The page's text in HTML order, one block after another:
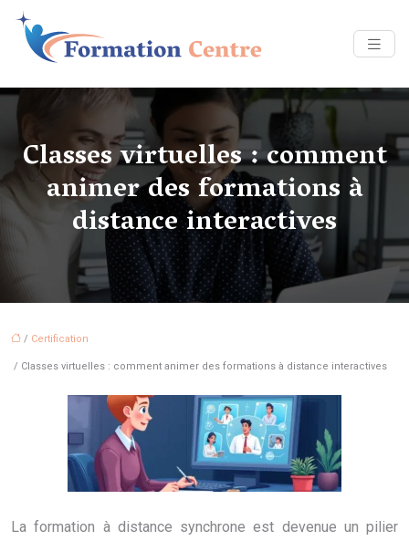
Classes virtuelles : comment
animer des formations à
distance interactives
/ Certification
/ Classes virtuelles : comment animer des formations à distance interactives
La formation à distance synchrone est devenue un pilier